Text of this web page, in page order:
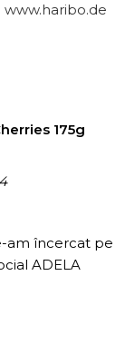
www.haribo.de
175g
am încercat pe
ADELA